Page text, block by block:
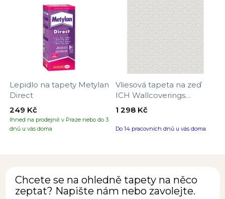
Lepidlo na tapety Metylan
Direct
Ihned na prodejně v Praze nebo do 3
dnů u vás doma
249 Kč
Vliesová tapeta na zeď
ICH Wallcoverings
Batabasta 6506-1, velikost
Do 14 pracovních dnů u vás doma
1 298 Kč
Chcete se na ohledně tapety na něco
zeptat? Napište nám nebo zavolejte.